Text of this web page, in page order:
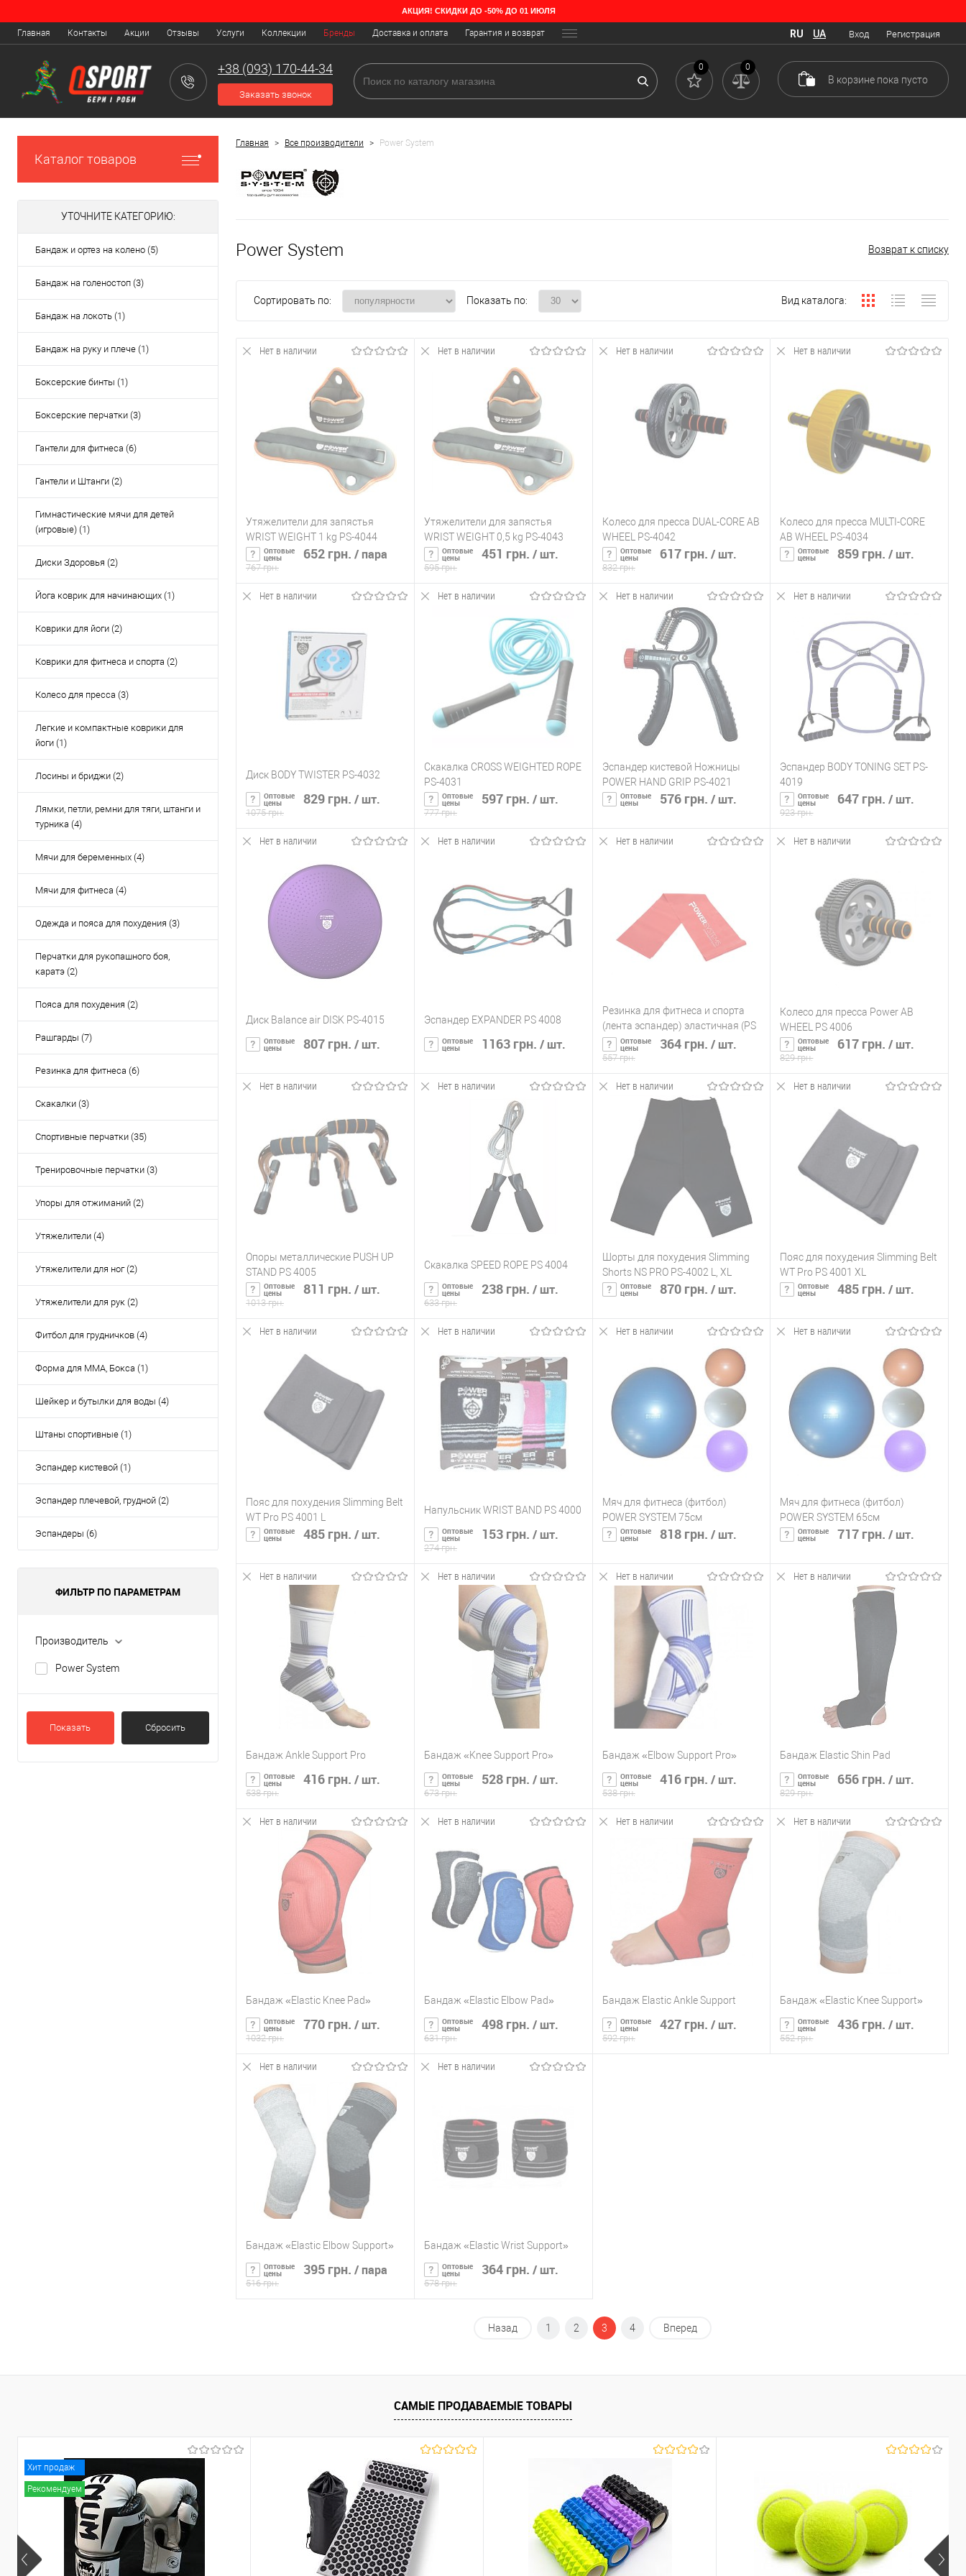
АКЦИЯ! СКИДКИ ДО -50% ДО 01 ИЮЛЯ
Главная Контакты Акции Отзывы Услуги Коллекции Бренды Доставка и оплата Гарантия и возврат Вход Регистрация
RU UA
+38 (093) 170-44-34
Заказать звонок
0 0
В корзине пока пусто
Каталог товаров
УТОЧНИТЕ КАТЕГОРИЮ:
Бандаж и ортез на колено (5)
Бандаж на голеностоп (3)
Бандаж на локоть (1)
Бандаж на руку и плече (1)
Боксерские бинты (1)
Боксерские перчатки (3)
Гантели для фитнеса (6)
Гантели и Штанги (2)
Гимнастические мячи для детей
(игровые) (1)
Диски Здоровья (2)
Йога коврик для начинающих (1)
Коврики для йоги (2)
Коврики для фитнеса и спорта (2)
Колесо для пресса (3)
Легкие и компактные коврики для
йоги (1)
Лосины и бриджи (2)
Лямки, петли, ремни для тяги, штанги и
турника (4)
Мячи для беременных (4)
Мячи для фитнеса (4)
Одежда и пояса для похудения (3)
Перчатки для рукопашного боя,
каратэ (2)
Пояса для похудения (2)
Рашгарды (7)
Резинка для фитнеса (6)
Скакалки (3)
Спортивные перчатки (35)
Тренировочные перчатки (3)
Упоры для отжиманий (2)
Утяжелители (4)
Утяжелители для ног (2)
Утяжелители для рук (2)
Фитбол для грудничков (4)
Форма для ММА, Бокса (1)
Шейкер и бутылки для воды (4)
Штаны спортивные (1)
Эспандер кистевой (1)
Эспандер плечевой, грудной (2)
Эспандеры (6)
ФИЛЬТР ПО ПАРАМЕТРАМ
Производитель
Power System
Показать Сбросить
Главная > Все производители > Power System
Возврат к списку
Power System
Сортировать по: Показать по: Вид каталога:
Нет в наличии
Утяжелители для запястья
WRIST WEIGHT 1 kg PS-4044
Оптовые
цены 652 грн. / пара
767 грн.
Купить в 1 клик
К сравнению
В избранное
Нет в
наличии
Нет в наличии
Утяжелители для запястья
WRIST WEIGHT 0,5 kg PS-4043
Оптовые
цены 451 грн. / шт.
595 грн.
Купить в 1 клик
К сравнению
Нет в
наличии
Нет в наличии
Колесо для пресса DUAL-CORE AB
WHEEL PS-4042
Оптовые
цены 617 грн. / шт.
832 грн.
Сообщить о наличии
Купить в 1 клик
К сравнению
В избранное
Нет в
наличии
Нет в наличии
Колесо для пресса MULTI-CORE
AB WHEEL PS-4034
Оптовые
цены 859 грн./ шт.
Купить в 1 клик
К сравнению
В избранное
Нет в
наличии
Нет в наличии
Диск BODY TWISTER PS-4032
Оптовые
цены 829 грн. / шт.
1075 грн.
Купить в 1 клик
К сравнению
В избранное
наличии
Нет в наличии
Скакалка CROSS WEIGHTED ROPE
PS-4031
Оптовые
цены 597 грн. / шт.
777 грн.
Купить в 1 клик
К сравнению
В избранное
Нет в
наличии
Нет в наличии
Эспандер кистевой Ножницы
POWER HAND GRIP PS-4021
Оптовые
цены 576 грн. / шт.
В избранное
Нет в
наличии
Нет в наличии
Эспандер BODY TONING SET PS-
4019
Оптовые
цены 647 грн./ шт.
923 грн.
Купить в 1 клик
К сравнению
В избранное
Нет в
наличии
Нет в наличии
Диск Balance air DISK PS-4015
Оптовые
цены 807 грн. / шт.
Купить в 1 клик
К сравнению
В избранное
Нет в
наличии
Нет в наличии
Эспандер EXPANDER PS 4008
Оптовые
цены 1163 грн. / шт.
Купить в 1 клик
В избранное
наличии
Нет в наличии
Резинка для фитнеса и спорта
(лента эспандер) эластичная (PS
4007)Оптовые
цены 364 грн. / шт.
557 грн.
Сообщить о наличии
Купить в 1 клик
К сравнению
В избранное
Нет в наличии
Колесо для пресса Power AB
WHEEL PS 4006
Оптовые
цены 617 грн./ шт.
829 грн.
Купить в 1 клик
К сравнению
В избранное
Нет в
наличии
Нет в наличии
Опоры металлические PUSH UP
STAND PS 4005
Оптовые
цены 811 грн. / шт.
1013 грн.
Купить в 1 клик
К сравнению
В избранное
Нет в
наличии
Нет в наличии
Скакалка SPEED ROPE PS 4004
Оптовые
цены 238 грн. / шт.
633 грн.
Купить в 1 клик
К сравнению
В избранное
Нет в
наличии
Нет в наличии
Шорты для похудения Slimming
Shorts NS PRO PS-4002 L, XL
Оптовые
цены 870 грн. / шт.
Купить в 1 клик
К сравнению
В избранное
Нет в
наличии
Нет в наличии
Пояс для похудения Slimming Belt
WT Pro PS 4001 XL
Оптовые
цены 485 грн./ шт.
Купить в 1 клик
К сравнению
В избранное
Нет в
наличии
Нет в наличии
Пояс для похудения Slimming Belt
WT Pro PS 4001 L
Оптовые
цены 485 грн. / шт.
Сообщить о наличии
Купить в 1 клик
В избранное
Нет в наличии
Напульсник WRIST BAND PS 4000
Оптовые
цены 153 грн. / шт.
274 грн.
Сообщить о наличии
Купить в 1 клик
К сравнению
В избранное
Нет в
наличии
Нет в наличии
Мяч для фитнеса (фитбол)
POWER SYSTEM 75см
Оптовые
цены 818 грн. / шт.
Сообщить о наличии
Купить в 1 клик
В избранное
Нет в
наличии
Нет в наличии
Мяч для фитнеса (фитбол)
POWER SYSTEM 65см
Оптовые
цены 717 грн./ шт.
Сообщить о наличии
Купить в 1 клик
К сравнению
Нет в
наличии
Нет в наличии
Бандаж Ankle Support Pro
Оптовые
цены 416 грн. / шт.
538 грн.
Сообщить о наличии
Купить в 1 клик
К сравнению
В избранное
Нет в
наличии
Нет в наличии
Бандаж «Knee Support Pro»
Оптовые
цены 528 грн. / шт.
673 грн.
Купить в 1 клик
К сравнению
В избранное
Нет в
наличии
Нет в наличии
Бандаж «Elbow Support Pro»
Оптовые
цены 416 грн. / шт.
538 грн.
К сравнению
Нет в наличии
Бандаж Elastic Shin Pad
Оптовые
цены 656 грн./ шт.
829 грн.
Сообщить о наличии
Купить в 1 клик
К сравнению
В избранное
наличии
Нет в наличии
Бандаж «Elastic Knee Pad»
Оптовые
цены 770 грн. / шт.
1032 грн.
Купить в 1 клик
К сравнению
В избранное
Нет в
Нет в наличии
Бандаж «Elastic Elbow Pad»
Оптовые
цены 498 грн. / шт.
631 грн.
К сравнению
В избранное
Нет в
наличии
Нет в наличии
Бандаж Elastic Ankle Support
Оптовые
цены 427 грн. / шт.
592 грн.
Нет в наличии
Бандаж «Elastic Knee Support»
Оптовые
цены 436 грн./ шт.
552 грн.
Нет в наличии
Бандаж «Elastic Elbow Support»
Оптовые
цены 395 грн. / пара
516 грн.
Нет в наличии
Бандаж «Elastic Wrist Support»
Оптовые
цены 364 грн. / шт.
578 грн.
Сообщить о наличии
наличии
Назад 1 2 3 4 Вперед
САМЫЕ ПРОДАВАЕМЫЕ ТОВАРЫ
Хит продаж
Рекомендуем